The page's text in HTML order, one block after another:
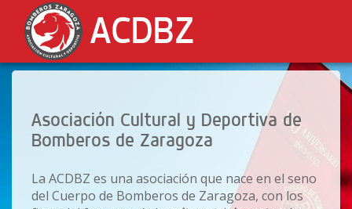
ACDBZ
Asociación Cultural y Deportiva de
Bomberos de Zaragoza
La ACDBZ es una asociación que nace en el seno
del Cuerpo de Bomberos de Zaragoza, con los